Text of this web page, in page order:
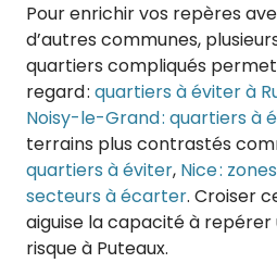
Pour enrichir vos repères
d’autres communes,
quartiers compliqués
regard : quartiers à éviter à
Noisy-le-Grand : quartiers à
terrains plus contrastés
quartiers à éviter, Nice :
secteurs à écarter. Croiser
aiguise la capacité à
risque à Puteaux.